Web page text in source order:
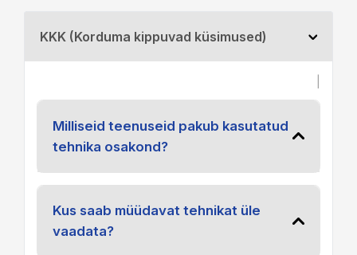
KKK (Korduma kippuvad küsimused)
Milliseid teenuseid pakub kasutatud
tehnika osakond?
Kus saab müüdavat tehnikat üle
vaadata?